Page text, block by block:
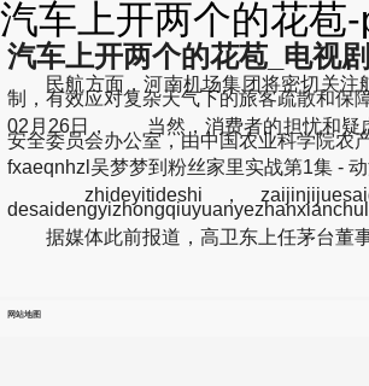
汽车上开两个的花苞
汽车上开两个的花苞_电视
民航方面，河南机场集团将密切关注航
制，有效应对复杂天气下的旅客疏散和保
02月26日， 当然，消费者的担忧和疑虑
安全委员会办公室，由中国农业科学院农
fxaeqnhzl吴梦梦到粉丝家里实战第1集 -
zhideyitideshi，
据媒体此前报道，高卫东上任茅台董事
网站地图